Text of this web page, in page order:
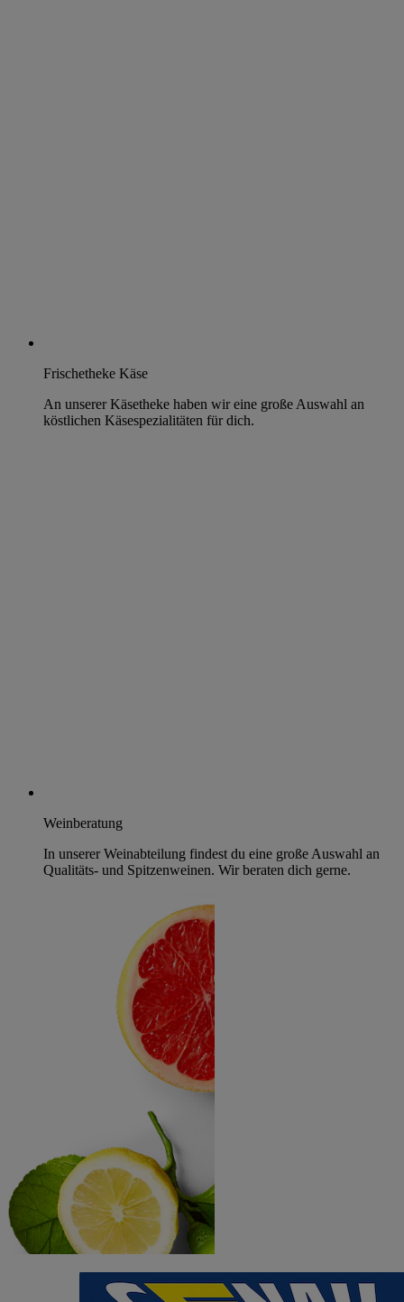
Frischetheke Käse
An unserer Käsetheke haben wir eine große Auswahl an
köstlichen Käsespezialitäten für dich.
Weinberatung
In unserer Weinabteilung findest du eine große Auswahl an
Qualitäts- und Spitzenweinen. Wir beraten dich gerne.